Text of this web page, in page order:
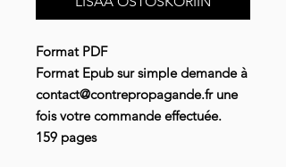
Format PDF
Format Epub sur simple demande à
contact@contrepropagande.fr une
fois votre commande effectuée.
159 pages